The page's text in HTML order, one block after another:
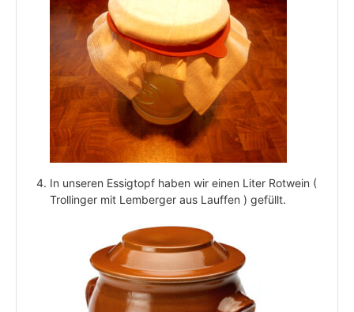
In unseren Essigtopf haben wir einen Liter Rotwein (
Trollinger mit Lemberger aus Lauffen ) gefüllt.